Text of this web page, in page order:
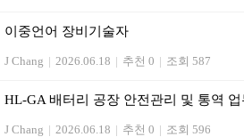
이중언어 장비기술자
J Chang | 2026.06.18 | 추천 0 | 조회 587
HL-GA 배터리 공장 안전관리 및 통역 업
J Chang | 2026.06.18 | 추천 0 | 조회 596